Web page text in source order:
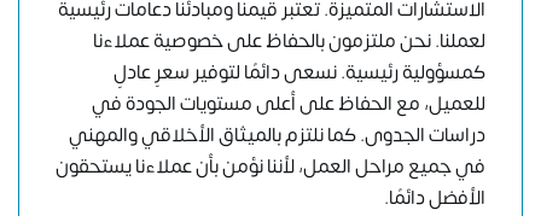
الاستشارات المتميزة. تعتبر قيمنا ومبادئنا دعامات رئيسية
لعملنا. نحن ملتزمون بالحفاظ على خصوصية عملاءنا
كمسؤولية رئيسية. نسعى دائمًا لتوفير سعرٍ عادلٍ
للعميل، مع الحفاظ على أعلى مستويات الجودة في
دراسات الجدوى. كما نلتزم بالميثاق الأخلاقي والمهني
في جميع مراحل العمل، لأننا نؤمن بأن عملاءنا يستحقون
الأفضل دائمًا.